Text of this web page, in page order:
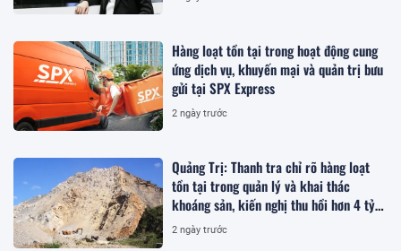
Hàng loạt tồn tại trong hoạt động cung
ứng dịch vụ, khuyến mại và quản trị bưu
gửi tại SPX Express
2 ngày trước
Quảng Trị: Thanh tra chỉ rõ hàng loạt
tồn tại trong quản lý và khai thác
khoáng sản, kiến nghị thu hồi hơn 4 tỷ
đồng
2 ngày trước